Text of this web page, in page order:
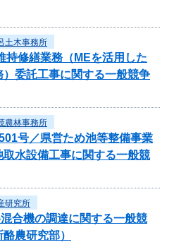
土木事務所
持修繕業務（MEを活用した
委託工事に関する一般競争
農林事務所
号／県営ため池等整備事業
水設備工事に関する一般競
研究所
合機の調達に関する一般競
農研究部）